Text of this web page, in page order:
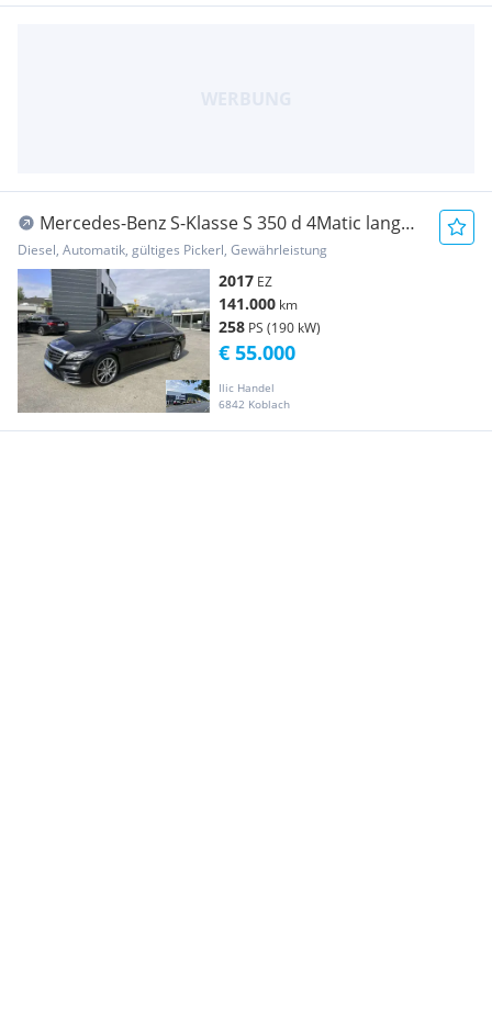
Mercedes-Benz S-Klasse S 350 d 4Matic lang
Aut.
Diesel, Automatik, gültiges Pickerl, Gewährleistung
2017 EZ
141.000 km
258 PS (190 kW)
Ilic Handel
6842 Koblach
€ 55.000